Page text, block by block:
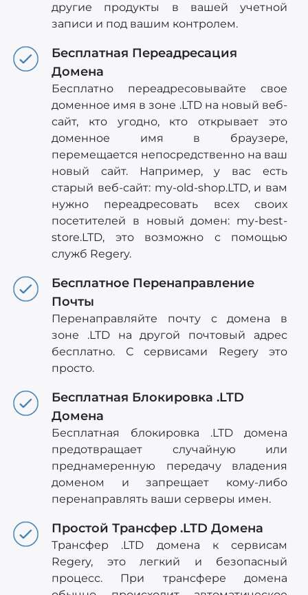
другие продукты в вашей учетной
записи и под вашим контролем.
Бесплатная Переадресация
Домена
Бесплатно переадресовывайте свое
доменное имя в зоне .LTD на новый веб-
сайт, кто угодно, кто открывает это
доменное имя в браузере,
перемещается непосредственно на ваш
новый сайт. Например, у вас есть
старый веб-сайт: my-old-shop.LTD, и вам
нужно переадресовать всех своих
посетителей в новый домен: my-best-
store.LTD, это возможно с помощью
служб Regery.
Бесплатное Перенаправление
Почты
Перенаправляйте почту с домена в
зоне .LTD на другой почтовый адрес
бесплатно. С сервисами Regery это
просто.
Бесплатная Блокировка .LTD
Домена
Бесплатная блокировка .LTD домена
предотвращает случайную или
преднамеренную передачу владения
доменом и запрещает кому-либо
перенаправлять ваши серверы имен.
Простой Трансфер .LTD Домена
Трансфер .LTD домена к сервисам
Regery, это легкий и безопасный
процесс. При трансфере домена